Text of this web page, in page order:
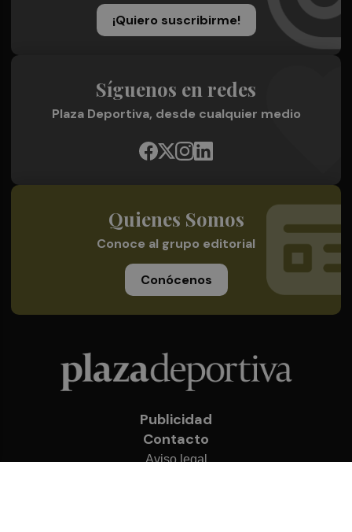
¡Quiero suscribirme!
Síguenos en redes
Plaza Deportiva, desde cualquier medio
Quienes Somos
Conoce al grupo editorial
Conócenos
Publicidad
Contacto
Aviso legal